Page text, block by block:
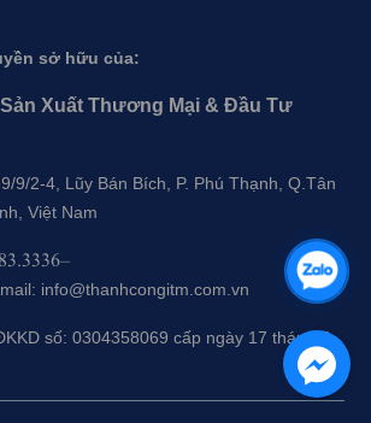
sở hữu của:
Xuất Thương Mại & Đầu Tư
9/2-4, Lũy Bán Bích, P. Phú Thạnh, Q.Tân
Việt Nam
info@thanhcongitm.com.vn
số: 0304358069 cấp ngày 17 tháng 5